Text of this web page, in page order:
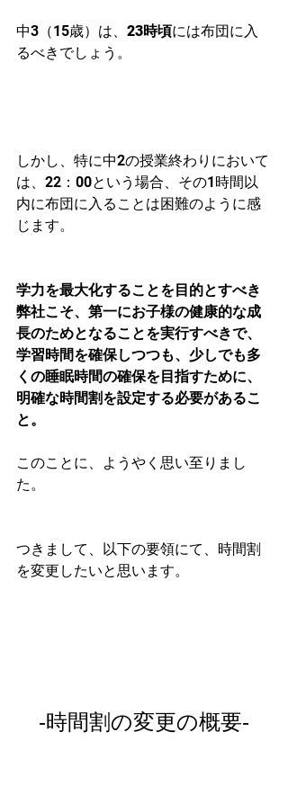
中3（15歳）は、 23時頃には布団に入
るべきでしょう。
しかし、特に中2の授業終わりにおいて
は、22：00という場合、その1時間以
内に布団に入ることは困難のように感
じます。
学力を最大化することを目的とすべき
弊社こそ、第一にお子様の健康的な成
長のためとなることを実行すべきで、
学習時間を確保しつつも、少しでも多
くの睡眠時間の確保を目指すために、
明確な時間割を設定する必要があるこ
と。
このことに、ようやく思い至りまし
た。
つきまして、以下の要領にて、時間割
を変更したいと思います。
‐時間割の変更の概要‐